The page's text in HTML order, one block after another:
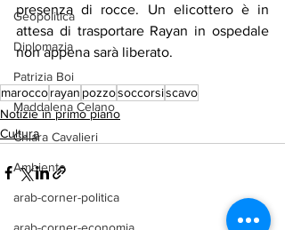
Geopolitica
Diplomazia
Patrizia Boi
Maddalena Celano
Chiara Cavalieri
Ambiente
arab-corner-politica
presenza di rocce. Un elicottero è in
attesa di trasportare Rayan in ospedale
non appena sarà liberato.
maroccorayan pozzosoccorsiscavo
Notizie in primo piano
Cultura